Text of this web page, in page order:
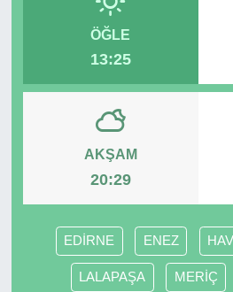
ÖĞLE
13:25
AKŞAM
20:29
EDİRNE ENEZ
LALAPAŞA MERİÇ